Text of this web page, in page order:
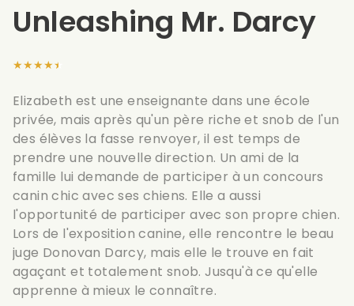
Unleashing Mr. Darcy
★★★★★
Elizabeth est une enseignante dans une école
privée, mais après qu'un père riche et snob de l'un
des élèves la fasse renvoyer, il est temps de
prendre une nouvelle direction. Un ami de la
famille lui demande de participer à un concours
canin chic avec ses chiens. Elle a aussi
l'opportunité de participer avec son propre chien.
Lors de l'exposition canine, elle rencontre le beau
juge Donovan Darcy, mais elle le trouve en fait
agaçant et totalement snob. Jusqu'à ce qu'elle
apprenne à mieux le connaître.